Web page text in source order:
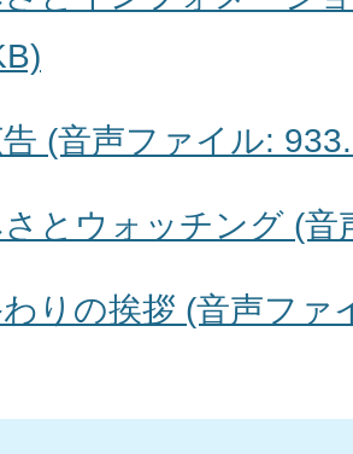
(音声ファイル:
とウォッチング (音
りの挨拶 (音声ファ